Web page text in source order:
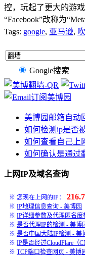
控，玩起了更大的游
“Facebook”改称为
Tags: google, 亚马逊,
Google搜索
美博园邮箱自动
如何检测ip是否
如何查看自己上
如何确认是通过
上网IP及域名查询
※ 您现在上网的IP：
※ IP地理信息查询 - 美博园
※ IP详细参数及代理匿名度
※ 是否代理IP的检测 - 美博
※ 是否中国大陆IP检测 - 美
※ IP是否经过CloudFlare（
※ TCP端口检查网页 - 美博